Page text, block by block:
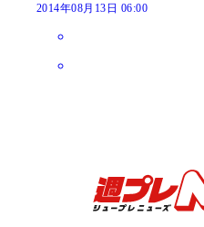
2014年08月13日 06:00